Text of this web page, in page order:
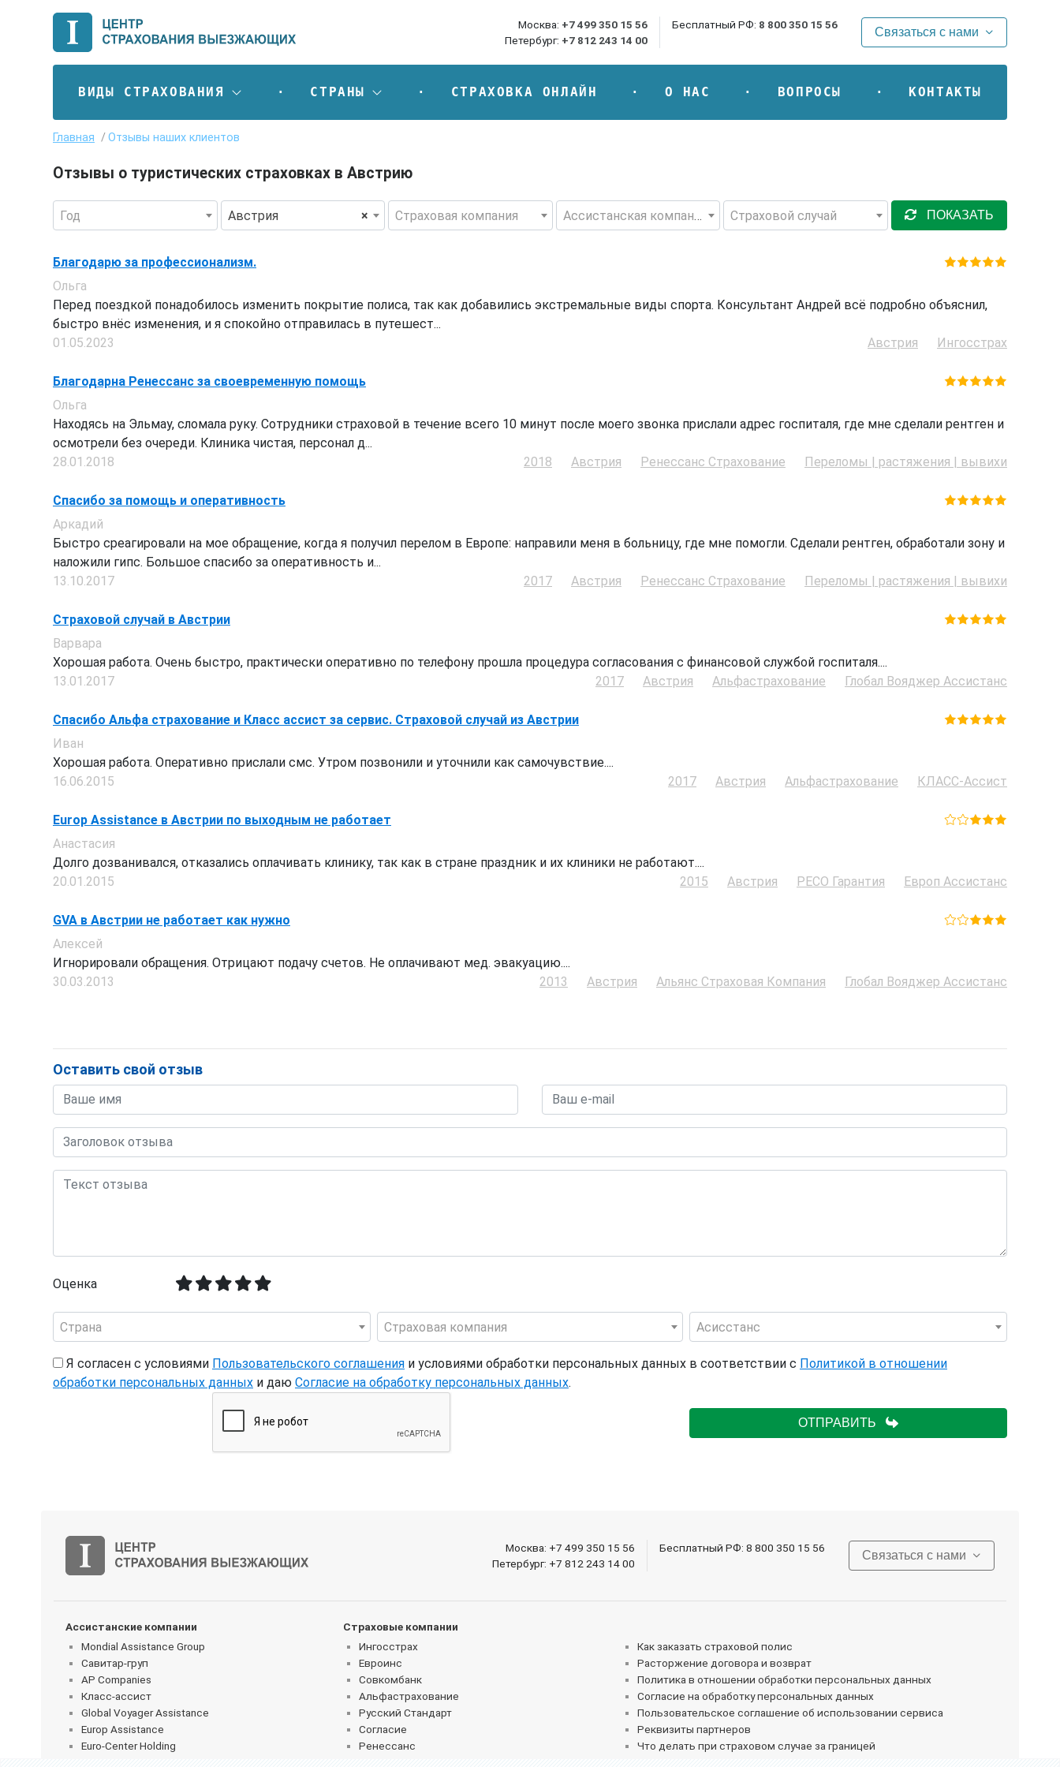
Москва: +7 499 350 15 56
Петербург: +7 812 243 14 00
Бесплатный РФ: 8 800 350 15 56
Связаться с нами
ВИДЫ СТРАХОВАНИЯ СТРАНЫ СТРАХОВКА ОНЛАЙН О НАС ВОПРОСЫ КОНТАКТЫ
Главная Отзывы наших клиентов
Отзывы о туристических страховках в Австрию
Год ×
Австрия Страховая компания Ассистанская компания Страховой случай ПОКАЗАТЬ
Благодарю за профессионализм.
Ольга
Перед поездкой понадобилось изменить покрытие полиса, так как добавились экстремальные виды спорта. Консультант Андрей всё подробно объяснил,
быстро внёс изменения, и я спокойно отправилась в путешест...
01.05.2023
Австрия Ингосстрах
Благодарна Ренессанс за своевременную помощь
Ольга
Находясь на Эльмау, сломала руку. Сотрудники страховой в течение всего 10 минут после моего звонка прислали адрес госпиталя, где мне сделали рентген и
осмотрели без очереди. Клиника чистая, персонал д...
28.01.2018
2018 Австрия Ренессанс Страхование Переломы | растяжения | вывихи
Спасибо за помощь и оперативность
Аркадий
Быстро среагировали на мое обращение, когда я получил перелом в Европе: направили меня в больницу, где мне помогли. Сделали рентген, обработали зону и
наложили гипс. Большое спасибо за оперативность и...
13.10.2017
2017 Австрия Ренессанс Страхование Переломы | растяжения | вывихи
Страховой случай в Австрии
Варвара
Хорошая работа. Очень быстро, практически оперативно по телефону прошла процедура согласования с финансовой службой госпиталя....
13.01.2017
2017 Австрия Альфастрахование Глобал Вояджер Ассистанс
Спасибо Альфа страхование и Класс ассист за сервис. Страховой случай из Австрии
Иван
Хорошая работа. Оперативно прислали смс. Утром позвонили и уточнили как самочувствие....
16.06.2015
2017 Австрия Альфастрахование КЛАСС-Ассист
Europ Assistance в Австрии по выходным не работает
Анастасия
Долго дозванивался, отказались оплачивать клинику, так как в стране праздник и их клиники не работают....
20.01.2015
2015 Австрия РЕСО Гарантия Европ Ассистанс
GVA в Австрии не работает как нужно
Алексей
Игнорировали обращения. Отрицают подачу счетов. Не оплачивают мед. эвакуацию....
30.03.2013
2013 Австрия Альянс Страховая Компания Глобал Вояджер Ассистанс
Оставить свой отзыв
Оценка
Страна Страховая компания Асисстанc
Я согласен с условиями Пользовательского соглашения и условиями обработки персональных данных в соответствии с Политикой в отношении
обработки персональных данных и даю Согласие на обработку персональных данных.
ОТПРАВИТЬ
Москва: +7 499 350 15 56
Петербург: +7 812 243 14 00
Бесплатный РФ: 8 800 350 15 56
Связаться с нами
Ассистанские компании
Mondial Assistance Group
Савитар-груп
AP Companies
Класс-ассист
Global Voyager Assistance
Europ Assistance
Euro-Center Holding
Страховые компании
Ингосстрах
Евроинс
Совкомбанк
Альфастрахование
Русский Стандарт
Согласие
Ренессанс
Как заказать страховой полис
Расторжение договора и возврат
Политика в отношении обработки персональных данных
Согласие на обработку персональных данных
Пользовательское соглашение об использовании сервиса
Реквизиты партнеров
Что делать при страховом случае за границей